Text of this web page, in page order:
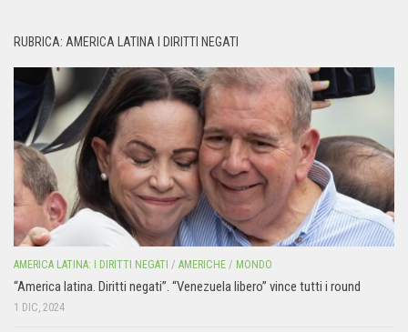
RUBRICA: AMERICA LATINA I DIRITTI NEGATI
AMERICA LATINA: I DIRITTI NEGATI / AMERICHE / MONDO
“America latina. Diritti negati”. “Venezuela libero” vince tutti i round
1 DIC, 2024